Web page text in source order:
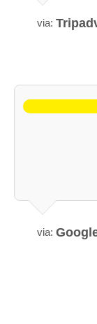
via:
via: